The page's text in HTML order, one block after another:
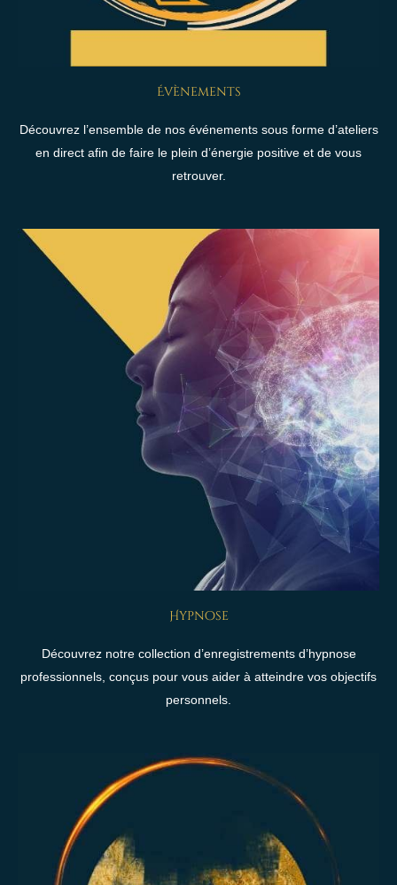
Évènements
Découvrez l’ensemble de nos événements sous forme d’ateliers
en direct afin de faire le plein d’énergie positive et de vous
retrouver.
Hypnose
Découvrez notre collection d’enregistrements d’hypnose
professionnels, conçus pour vous aider à atteindre vos objectifs
personnels.